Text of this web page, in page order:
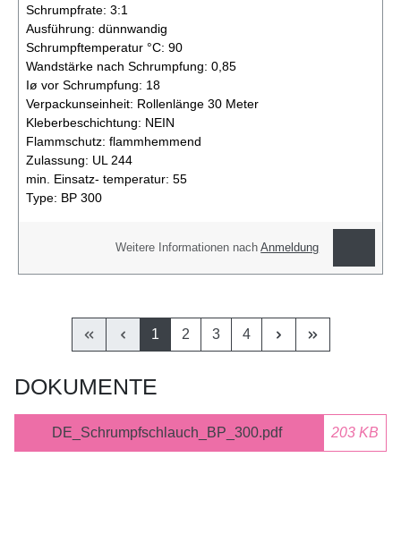
Schrumpfrate: 3:1
Ausführung: dünnwandig
Schrumpftemperatur °C: 90
Wandstärke nach Schrumpfung: 0,85
Iø vor Schrumpfung: 18
Verpackunseinheit: Rollenlänge 30 Meter
Kleberbeschichtung: NEIN
Flammschutz: flammhemmend
Zulassung: UL 244
min. Einsatz- temperatur: 55
Type: BP 300
Weitere Informationen nachAnmeldung
1 2 3 4
DOKUMENTE
DE_Schrumpfschlauch_BP_300.pdf 203 KB